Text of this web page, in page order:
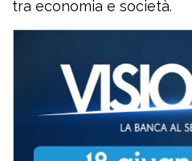
tra economia e società.